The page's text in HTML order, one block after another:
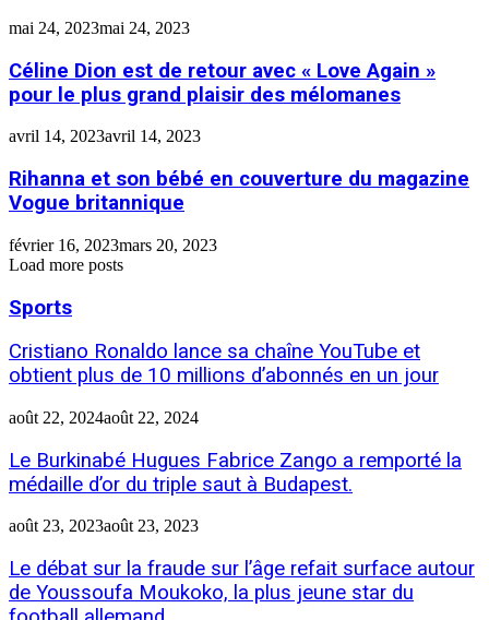
mai 24, 2023mai 24, 2023
Céline Dion est de retour avec « Love Again »
pour le plus grand plaisir des mélomanes
avril 14, 2023avril 14, 2023
Rihanna et son bébé en couverture du magazine
Vogue britannique
février 16, 2023mars 20, 2023
Load more posts
Sports
Cristiano Ronaldo lance sa chaîne YouTube et
obtient plus de 10 millions d’abonnés en un jour
août 22, 2024août 22, 2024
Le Burkinabé Hugues Fabrice Zango a remporté la
médaille d’or du triple saut à Budapest.
août 23, 2023août 23, 2023
Le débat sur la fraude sur l’âge refait surface autour
de Youssoufa Moukoko, la plus jeune star du